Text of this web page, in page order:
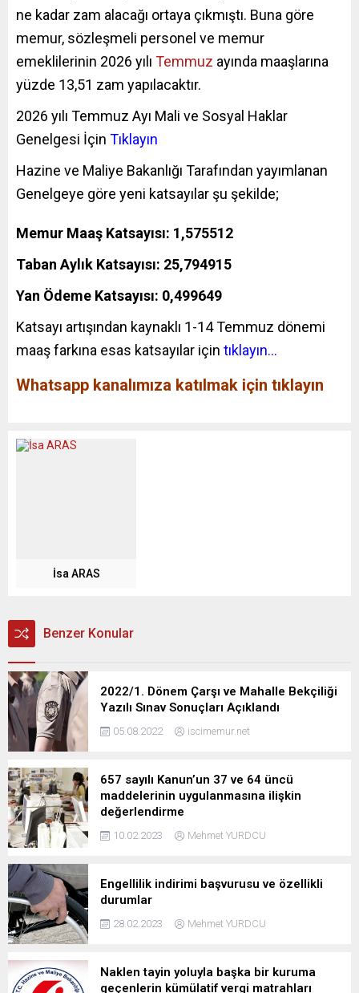
ne kadar zam alacağı ortaya çıkmıştı. Buna göre
memur, sözleşmeli personel ve memur
emeklilerinin 2026 yılı Temmuz ayında maaşlarına
yüzde 13,51 zam yapılacaktır.
2026 yılı Temmuz Ayı Mali ve Sosyal Haklar
Genelgesi İçin Tıklayın
Hazine ve Maliye Bakanlığı Tarafından yayımlanan
Genelgeye göre yeni katsayılar şu şekilde;
Memur Maaş Katsayısı: 1,575512
Taban Aylık Katsayısı: 25,794915
Yan Ödeme Katsayısı: 0,499649
Katsayı artışından kaynaklı 1-14 Temmuz dönemi
maaş farkına esas katsayılar için tıklayın…
Whatsapp kanalımıza katılmak için tıklayın
İsa ARAS
Benzer Konular
2022/1. Dönem Çarşı ve Mahalle Bekçiliği
Yazılı Sınav Sonuçları Açıklandı
05.08.2022 iscimemur.net
657 sayılı Kanun’un 37 ve 64 üncü
maddelerinin uygulanmasına ilişkin
değerlendirme
10.02.2023 Mehmet YURDCU
Engellilik indirimi başvurusu ve özellikli
durumlar
28.02.2023 Mehmet YURDCU
Naklen tayin yoluyla başka bir kuruma
geçenlerin kümülatif vergi matrahları